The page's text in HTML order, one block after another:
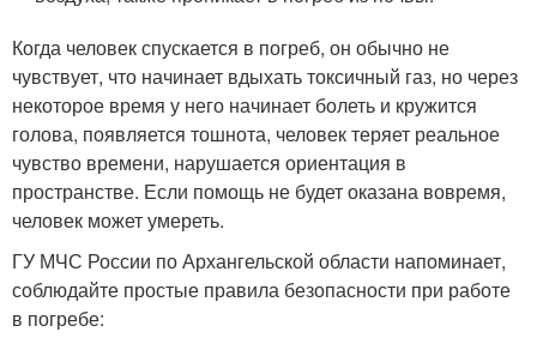
Когда человек спускается в погреб, он обычно не
чувствует, что начинает вдыхать токсичный газ, но через
некоторое время у него начинает болеть и кружится
голова, появляется тошнота, человек теряет реальное
чувство времени, нарушается ориентация в
пространстве. Если помощь не будет оказана вовремя,
человек может умереть.
ГУ МЧС России по Архангельской области напоминает,
соблюдайте простые правила безопасности при работе
в погребе: